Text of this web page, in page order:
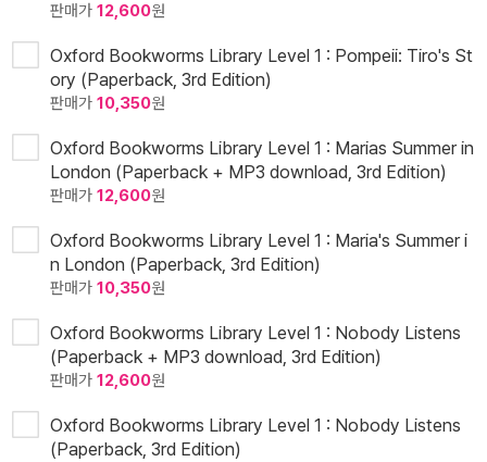
판매가 12,600원
Oxford Bookworms Library Level 1 : Pompeii: Tiro's St
ory (Paperback, 3rd Edition)
판매가 10,350원
Oxford Bookworms Library Level 1 : Marias Summer in
London (Paperback + MP3 download, 3rd Edition)
판매가 12,600원
Oxford Bookworms Library Level 1 : Maria's Summer i
n London (Paperback, 3rd Edition)
판매가 10,350원
Oxford Bookworms Library Level 1 : Nobody Listens
(Paperback + MP3 download, 3rd Edition)
판매가 12,600원
Oxford Bookworms Library Level 1 : Nobody Listens
(Paperback, 3rd Edition)